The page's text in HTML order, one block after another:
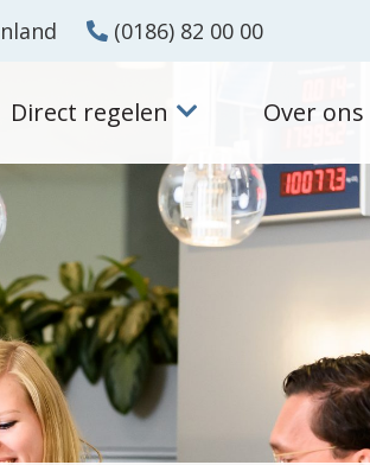
(0186) 82 00 00
Direct regelen Over ons